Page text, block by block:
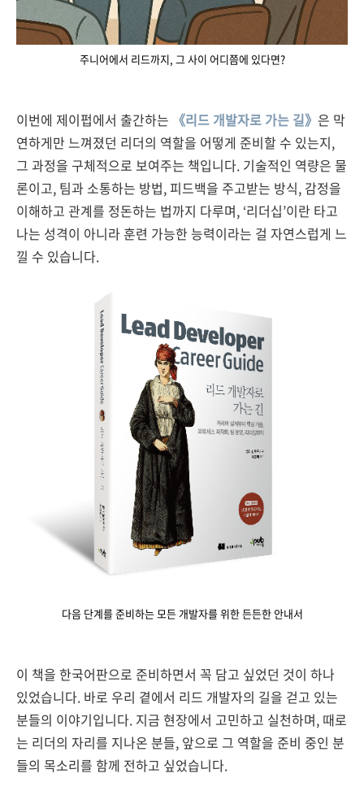
주니어에서 리드까지, 그 사이 어디쯤에 있다면?
이번에 제이펍에서 출간하는 《리드 개발자로 가는 길》 은 막
연하게만 느껴졌던 리더의 역할을 어떻게 준비할 수 있는지,
그 과정을 구체적으로 보여주는 책입니다. 기술적인 역량은 물
론이고, 팀과 소통하는 방법, 피드백을 주고받는 방식, 감정을
이해하고 관계를 정돈하는 법까지 다루며, ‘리더십’이란 타고
나는 성격이 아니라 훈련 가능한 능력이라는 걸 자연스럽게 느
낄 수 있습니다.
다음 단계를 준비하는 모든 개발자를 위한 든든한 안내서
이 책을 한국어판으로 준비하면서 꼭 담고 싶었던 것이 하나
있었습니다. 바로 우리 곁에서 리드 개발자의 길을 걷고 있는
분들의 이야기입니다. 지금 현장에서 고민하고 실천하며, 때로
는 리더의 자리를 지나온 분들, 앞으로 그 역할을 준비 중인 분
들의 목소리를 함께 전하고 싶었습니다.